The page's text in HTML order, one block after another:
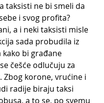
taksisti ne bi smeli da
i svog profita?
a i neki taksisti misle
sada probudila iz
kako bi građane
češće odlučuju za
Zbog korone, vrućine i
radije biraju taksi
a to se, po svemu